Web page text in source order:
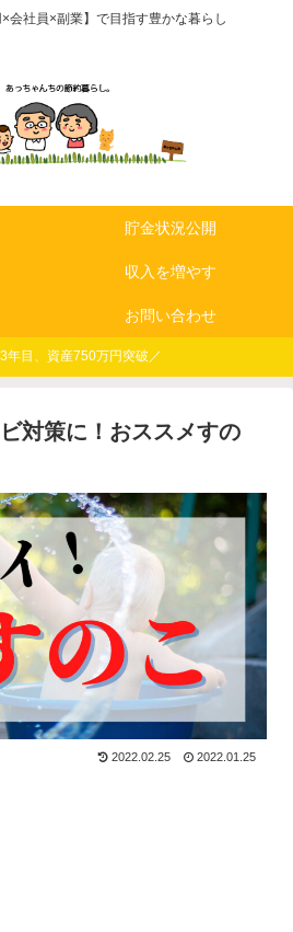
×会社員×副業】で目指す豊かな暮らし
貯金状況公開
収入を増やす
お問い合わせ
年目、資産750万円突破／
対策に！おススメすの
2022.02.25 2022.01.25